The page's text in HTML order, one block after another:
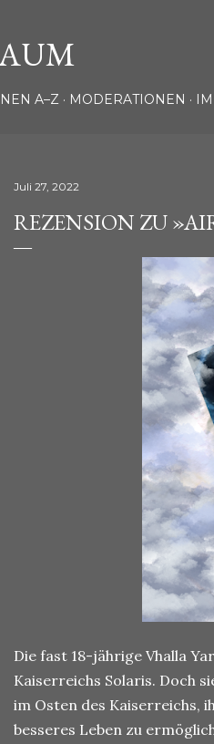
A–Z MODERATIONEN
Juli 27, 2022
REZENSION ZU
Die fast 18-jährige Vhalla
Kaiserreichs Solaris. Doch
im Osten des Kaiserreichs,
besseres Leben zu